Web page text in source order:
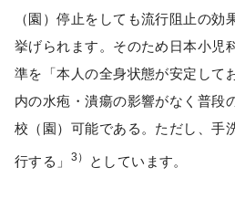
（園）停止をしても流行阻止の効
挙げられます。そのため日本小児
準を「本人の全身状態が安定して
内の水疱・潰瘍の影響がなく普段
校（園）可能である。ただし、手
行する」 3） としています。